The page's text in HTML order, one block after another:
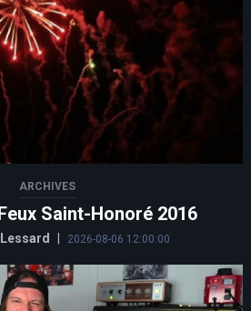
ARCHIVES
Saint-Honoré 2016
2026-08-06 12:00:00